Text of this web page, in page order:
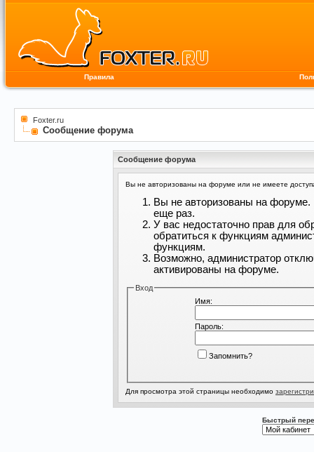
Правила
Foxter.ru
Сообщение форума
Сообщение форума
Вы не авторизованы на форуме или не имеете
Вы не авторизованы на форуме.
еще раз.
У вас недостаточно прав для
обратиться к функциям
функциям.
Возможно, администратор
активированы на форуме.
Вход
Имя:
Пароль:
Запомнить?
Для просмотра этой страницы необходимо
Быстрый